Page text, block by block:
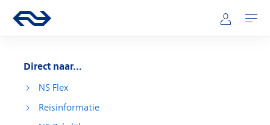
Hoofdnavigatie
Ga naar de homepage van ns.nl Mijn NS
Openen
Direct naar...
NS Flex
Reisinformatie